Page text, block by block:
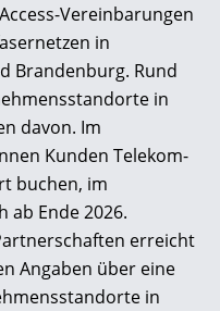
Vereinbarungen
in
Brandenburg. Rund
in
davon. Im
Kunden Telekom-
buchen, im
ab Ende 2026.
erreicht
Angaben über eine
in